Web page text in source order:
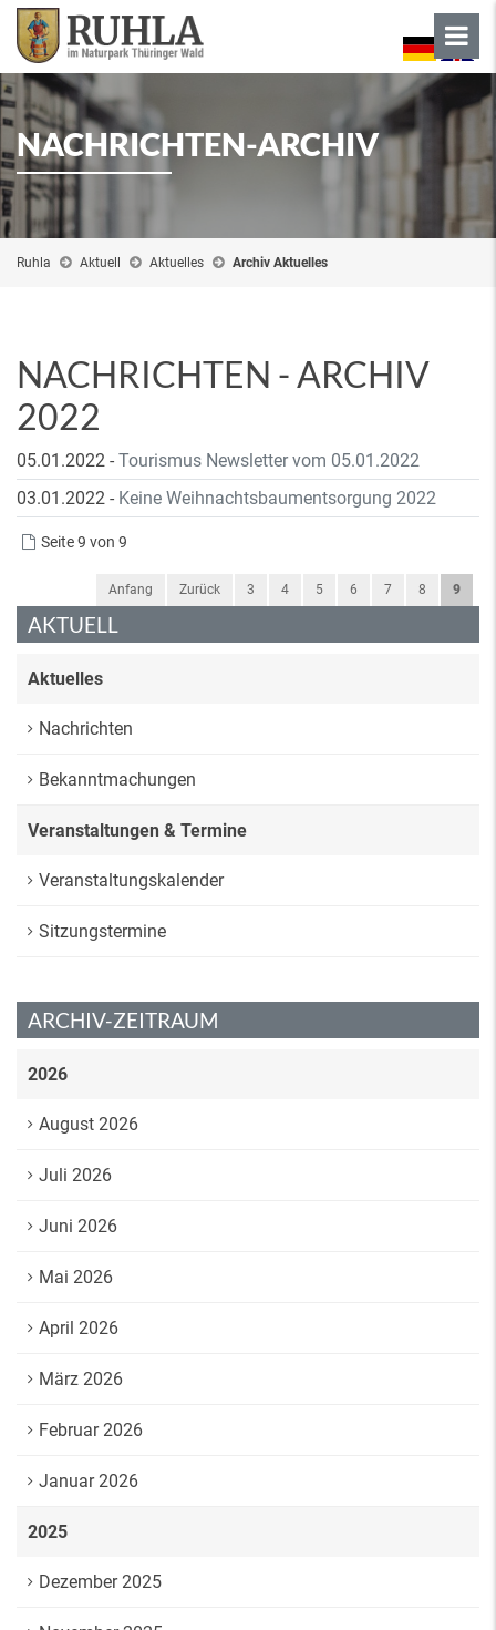
NACHRICHTEN-ARCHIV
Ruhla Aktuell Aktuelles Archiv Aktuelles
NACHRICHTEN - ARCHIV
2022
05.01.2022 - Tourismus Newsletter vom 05.01.2022
03.01.2022 - Keine Weihnachtsbaumentsorgung 2022
Seite 9 von 9
Anfang Zurück 3 4 5 6 7 8 9
AKTUELL
Aktuelles
Nachrichten
Bekanntmachungen
Veranstaltungen & Termine
Veranstaltungskalender
Sitzungstermine
ARCHIV-ZEITRAUM
2026
August 2026
Juli 2026
Juni 2026
Mai 2026
April 2026
März 2026
Februar 2026
Januar 2026
2025
Dezember 2025